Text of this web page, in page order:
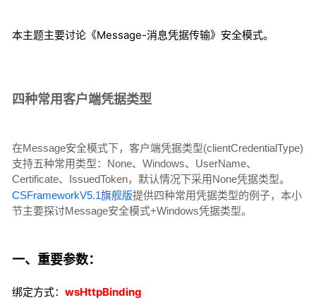
本主题主要讨论《Message-消息凭据传输》安全模式。
四种常用客户端凭据类型
在Message安全模式下，客户端凭据类型(clientCredentialType)
支持五种常用类型：None、Windows、UserName、
Certificate、IssuedToken，默认情况下采用None凭据类型。
CSFrameworkV5.1旗舰版提供四种常用凭据类型的例子，本小
节主要探讨Message安全模式+Windows凭据类型。
一、重要参数：
绑定方式： wsHttpBinding